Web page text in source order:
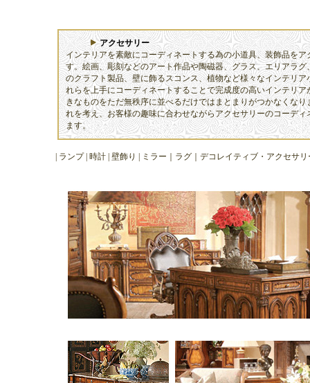
アクセサリー
インテリアを素敵にコーディネートする為の小道具、装飾品をア
す。絵画、彫刻などのアート作品や陶磁器、グラス、エリアラグ
のクラフト製品、壁に飾るスコンス、植物など様々なインテリア
れらを上手にコーディネートすることで完成度の高いインテリア
きなものをただ無秩序に並べるだけではまとまりがつかなくなり
れを考え、お客様の趣味に合わせながらアクセサリーのコーディ
ます。
ランプ| 時計| 壁飾り | ミラー ラグ｜ デコレイティブ・アクセサリ